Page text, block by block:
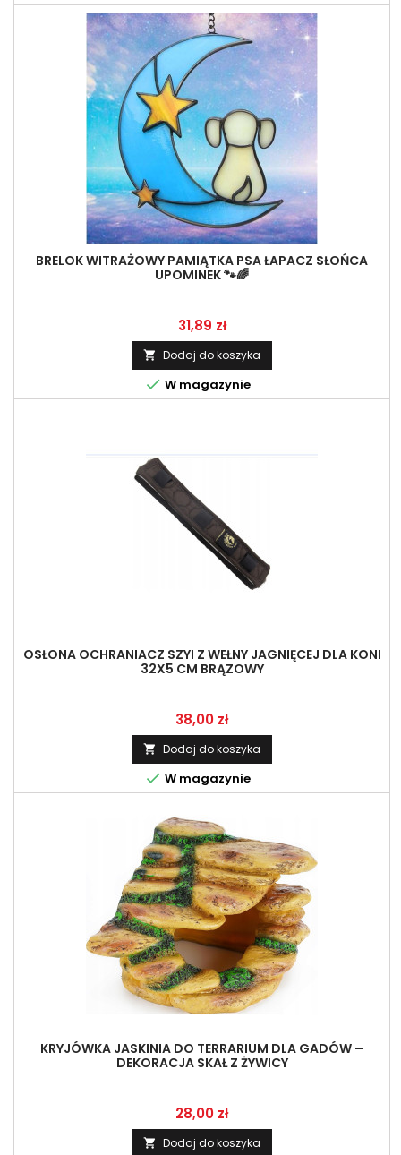
BRELOK WITRAŻOWY PAMIĄTKA PSA ŁAPACZ SŁOŃCA
UPOMINEK 🐾🌈
Cena
31,89 zł
 Dodaj do koszyka
 W magazynie
OSŁONA OCHRANIACZ SZYI Z WEŁNY JAGNIĘCEJ DLA KONI
32X5 CM BRĄZOWY
Cena
38,00 zł
 Dodaj do koszyka
 W magazynie
KRYJÓWKA JASKINIA DO TERRARIUM DLA GADÓW –
DEKORACJA SKAŁ Z ŻYWICY
Cena
28,00 zł
 Dodaj do koszyka